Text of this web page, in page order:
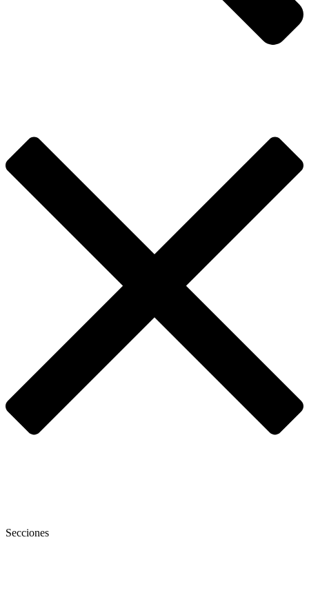
Secciones